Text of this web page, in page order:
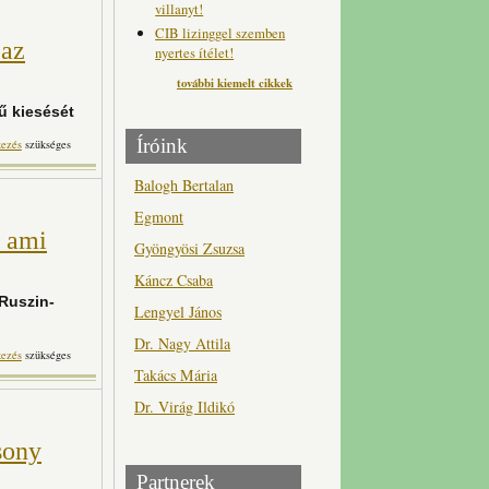
kiesését
az ország az
szükséges
ami
ami engedélyt
kapcsolatosan
szükséges
villanyt!
CIB lizinggel szemben
nyertes ítélet!
további kiemelt cikkek
Íróink
Balogh Bertalan
Egmont
Gyöngyösi Zsuzsa
Káncz Csaba
Lengyel János
Dr. Nagy Attila
Takács Mária
Dr. Virág Ildikó
Partnerek